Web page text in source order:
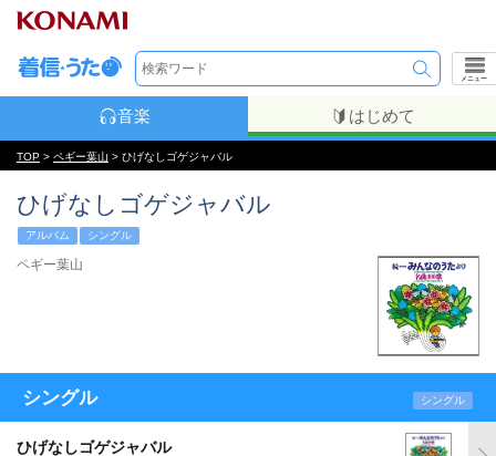
メニュー
音楽 はじめて
TOP > ペギー葉山 > ひげなしゴゲジャバル
ひげなしゴゲジャバル
アルバム シングル
ペギー葉山
シングル シングル
ひげなしゴゲジャバル